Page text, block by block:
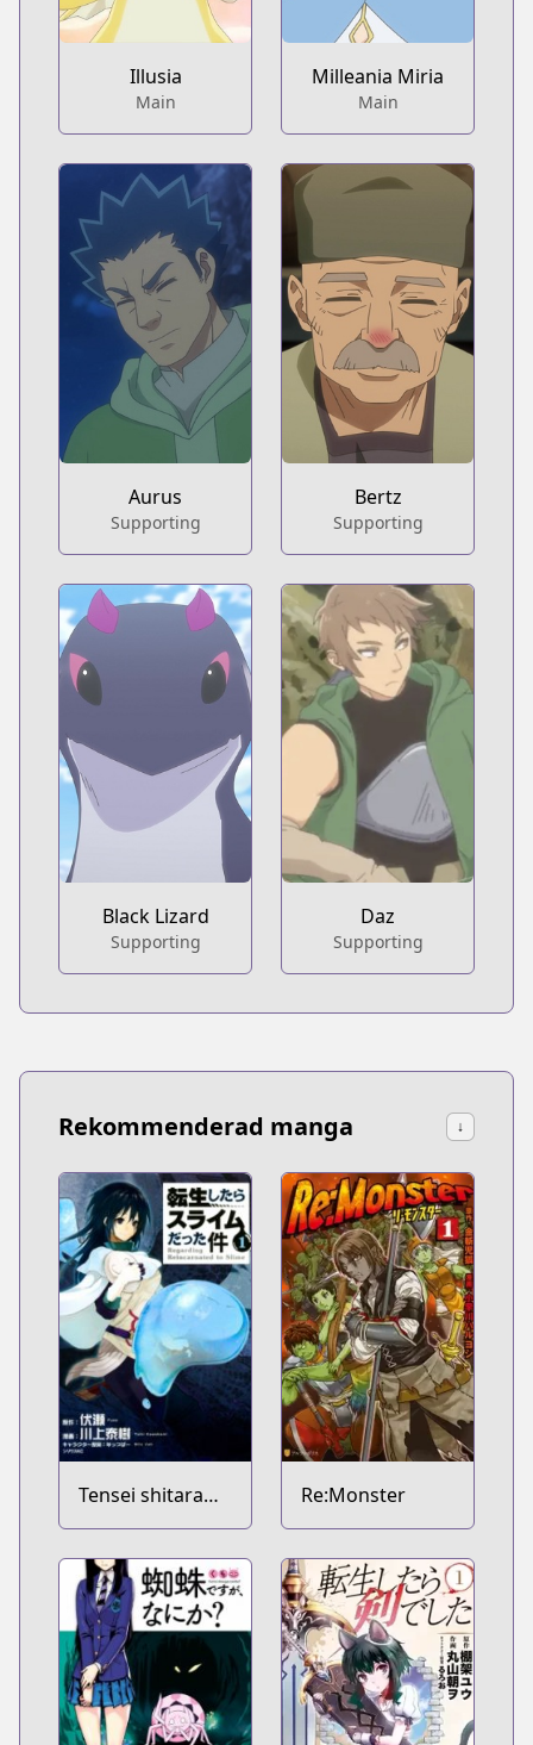
Illusia
Main
Milleania Miria
Main
Aurus
Supporting
Bertz
Supporting
Black Lizard
Supporting
Daz
Supporting
Rekommenderad manga ↓
Tensei shitara
Slime Datta Ken
Re:Monster